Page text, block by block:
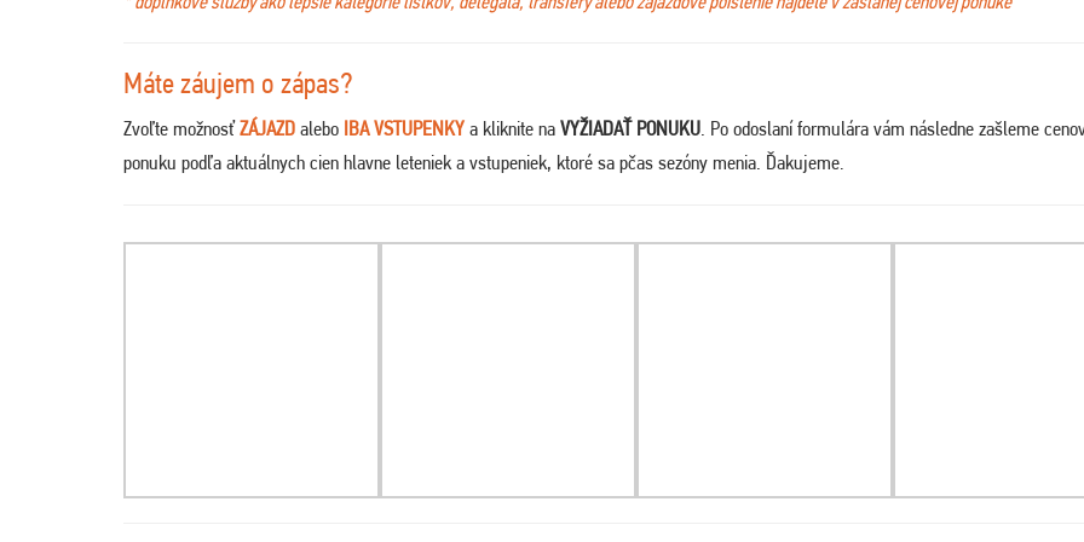
Máte záujem o zápas?
Zvoľte možnosťZÁJAZD alebo IBA VSTUPENKY a kliknite na VYŽIADAŤ PONUKU. Po odoslaní formulára vám následne zašleme
ponuku podľa aktuálnych cien hlavne leteniek a vstupeniek, ktoré sa pčas sezóny menia. Ďakujeme.